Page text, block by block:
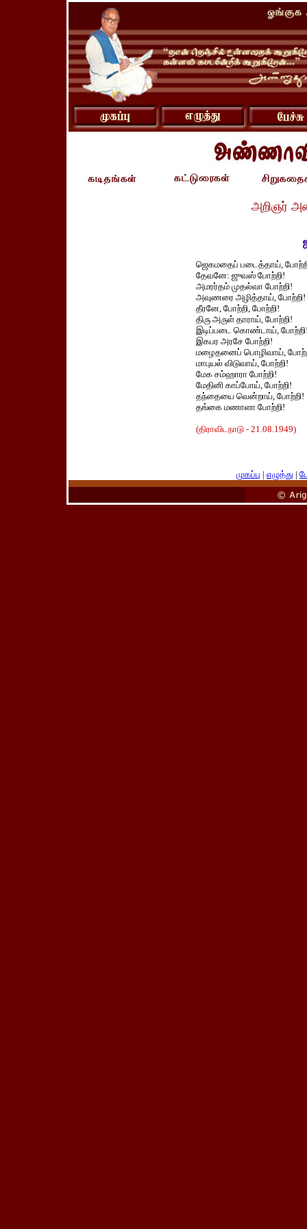
அறிஞர்
ஜெகமதைப் படைத்தாய்,
தேவனே: ஜுவஸ் போற்றி!
அமரர்தம் முதல்வா போற்றி!
அவுணரை அழித்தாய், போற்றி!
தீரனே, போற்றி, போற்றி!
திரு அருள் தாராய், போற்றி!
இடிப்படை கொண்டாய்,
இகபர அரசே போற்றி!
மழைதனைப் பொழிவாய்,
மாபுயல் விடுவாய், போற்றி!
மேக சம்ஹாரா போற்றி!
மேதினி காப்போய், போற்றி!
தந்தையை வென்றாய், போற்றி!
தங்கை மணாளா போற்றி!
(திராவிடநாடு - 21.08.1949)
முகப்பு | எழுத்து |